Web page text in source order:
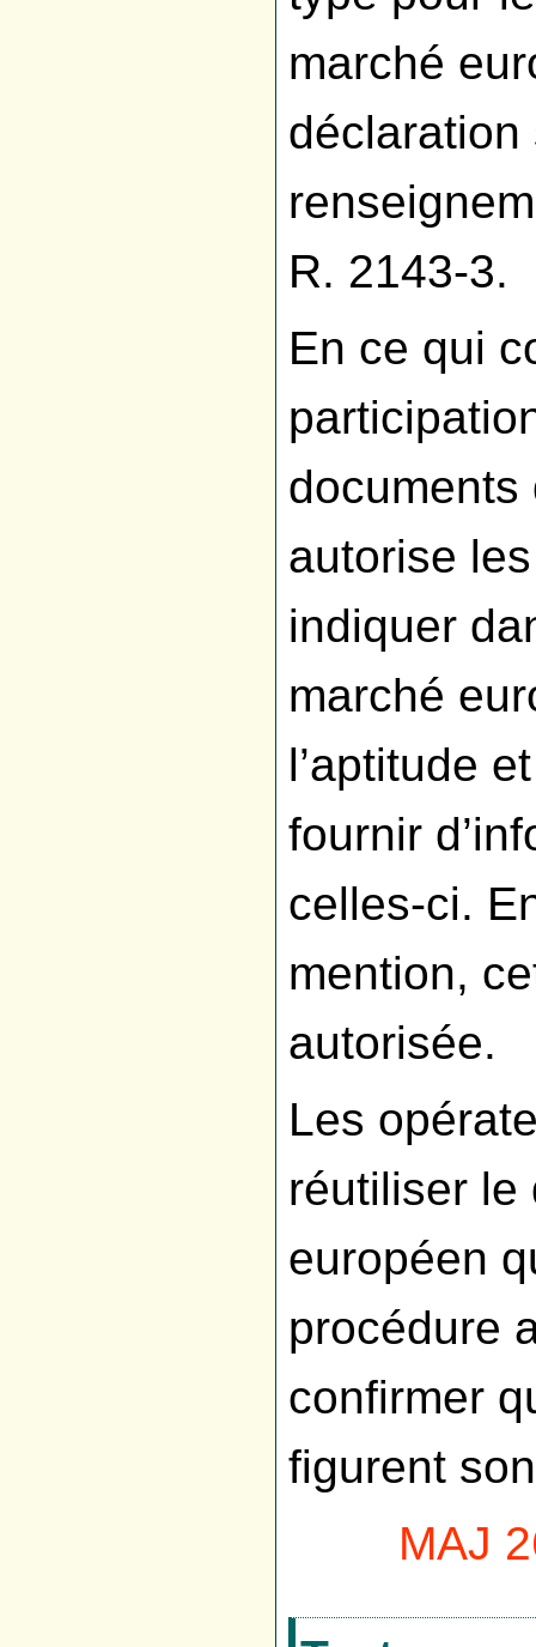
marché
déclaration
R. 2143-3.
En ce qui
documents
autorise
indiquer
marché
l’aptitude
fournir
celles-ci.
mention,
autorisée.
Les
réutiliser le
européen
procédure
confirmer
figurent
MAJ